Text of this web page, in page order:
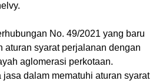
No. 49/2021 yang baru
aturan syarat perjalanan dengan
aglomerasi perkotaan.
dalam mematuhi aturan syarat